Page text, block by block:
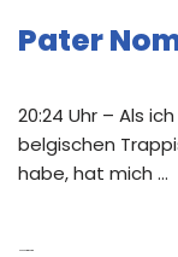
Pater
20:24 Uhr – Als
belgischen
habe, hat mich …